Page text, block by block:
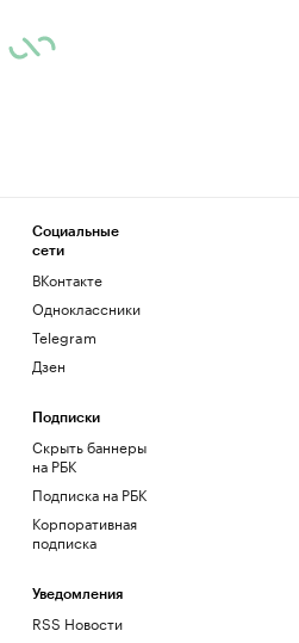
Социальные
сети
ВКонтакте
Одноклассники
Telegram
Дзен
Подписки
Скрыть баннеры
на РБК
Подписка на РБК
Корпоративная
подписка
Уведомления
RSS Новости